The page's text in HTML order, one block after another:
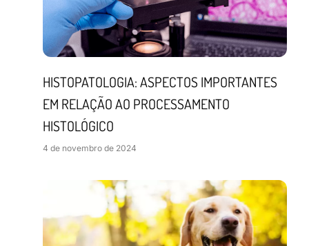
HISTOPATOLOGIA: ASPECTOS IMPORTANTES
EM RELAÇÃO AO PROCESSAMENTO
HISTOLÓGICO
4 de novembro de 2024